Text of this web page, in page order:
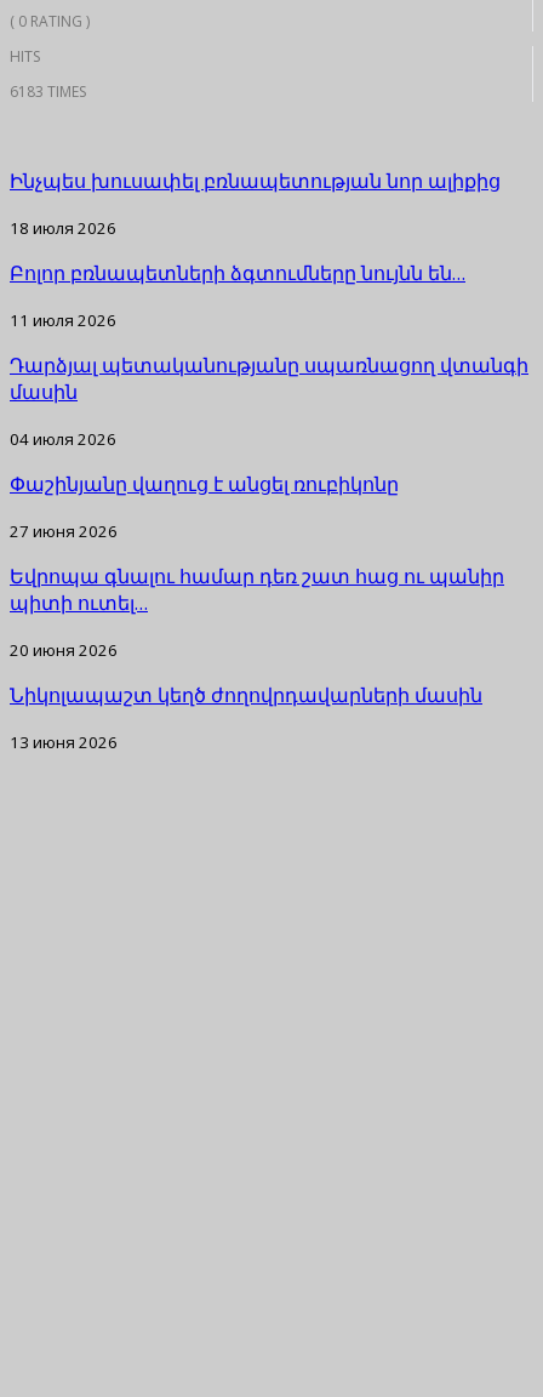
( 0 RATING )
HITS
6183 TIMES
Ինչպես խուսափել բռնապետության նոր ալիքից
18 июля 2026
Բոլոր բռնապետների ձգտումները նույնն են…
11 июля 2026
Դարձյալ պետականությանը սպառնացող վտանգի
մասին
04 июля 2026
Փաշինյանը վաղուց է անցել ռուբիկոնը
27 июня 2026
Եվրոպա գնալու համար դեռ շատ հաց ու պանիր
պիտի ուտել…
20 июня 2026
Նիկոլապաշտ կեղծ ժողովրդավարների մասին
13 июня 2026